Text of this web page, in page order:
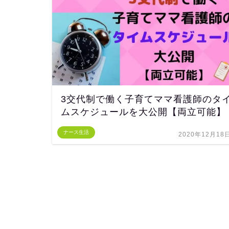
ナース生活
3交代制で働く子育てママ看護師のタ
ムスケジュールを大公開【両立可能】
2020年12月18